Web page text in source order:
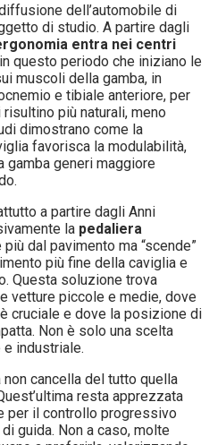
dell’automobile di
di studio. A partire dagli
entra nei centri
questo periodo che iniziano le
muscoli della gamba, in
e tibiale anteriore, per
più naturali, meno
dimostrano come la
favorisca la modulabilità,
gamba generi maggiore
a partire dagli Anni
la pedaliera
dal pavimento ma “scende”
più fine della caviglia e
Questa soluzione trova
vetture piccole e medie, dove
cruciale e dove la posizione di
Non è solo una scelta
e industriale.
cancella del tutto quella
resta apprezzata
per il controllo progressivo
guida. Non a caso, molte